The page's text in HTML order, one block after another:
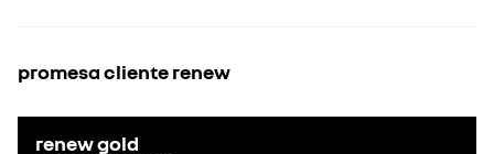
promesa cliente renew
renew gold